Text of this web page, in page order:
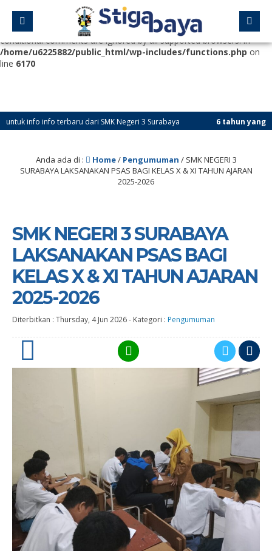
Deprecated
: Function WP_Dependencies->add_data() was called
with an argument that is
deprecated
since version 6.9.0! IE
conditional comments are ignored by all supported browsers. in
/home/u6225882/public_html/wp-includes/functions.php on
line 6170
info terbaru dari SMK Negeri 3 Surabaya 6 tahun yang lalu/
Anda ada di : Home/ Pengumuman / SMK NEGERI 3
SURABAYA LAKSANAKAN PSAS BAGI KELAS X & XI TAHUN AJARAN
2025-2026
SMK NEGERI 3 SURABAYA
LAKSANAKAN PSAS BAGI
KELAS X & XI TAHUN AJARAN
2025-2026
Diterbitkan : Thursday, 4 Jun 2026- Kategori : Pengumuman